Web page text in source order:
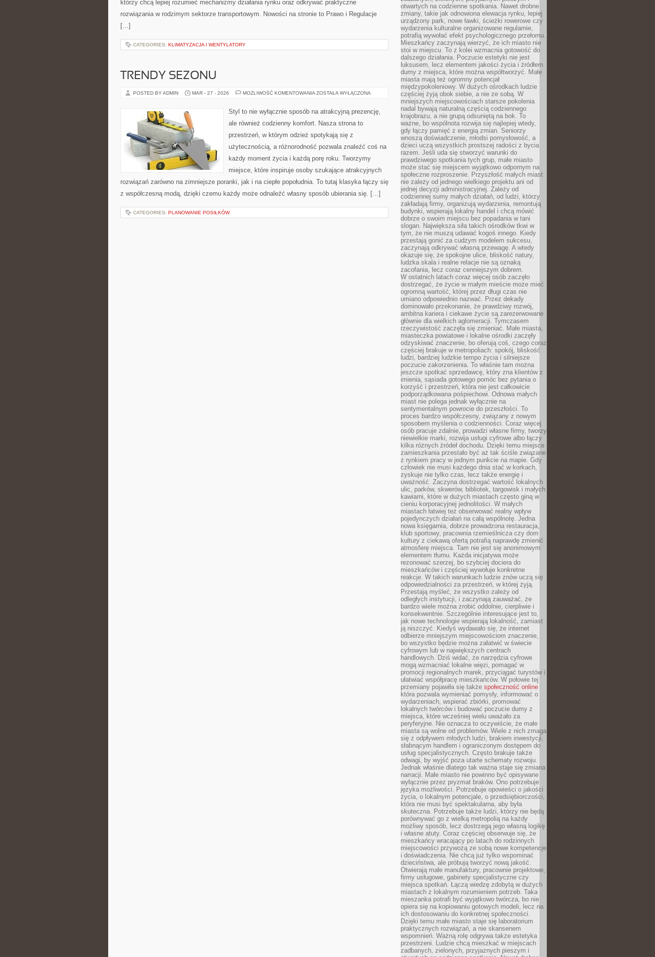
którzy chcą lepiej rozumieć mechanizmy działania rynku oraz odkrywać praktyczne
rozwiązania w rodzimym sektorze transportowym. Nowości na stronie to Prawo i Regulacje
[…]
CATEGORIES: KLIMATYZACJA I WENTYLATORY
TRENDY SEZONU
POSTED BY ADMIN MAR - 27 - 2026 MOŻLIWOŚĆ KOMENTOWANIA TRENDY
ZOSTAŁA WYŁĄCZONA
Styl to nie wyłącznie sposób na atrakcyjną prezencję,
ale również codzienny komfort. Nasza strona to
przestrzeń, w którym odzież spotykają się z
użytecznością, a różnorodność pozwala znaleźć coś na
każdy moment życia i każdą porę roku. Tworzymy
miejsce, które inspiruje osoby szukające atrakcyjnych
rozwiązań zarówno na zimniejsze poranki, jak i na ciepłe popołudnia. To tutaj klasyka łączy się
z współczesną modą, dzięki czemu każdy może odnaleźć własny sposób ubierania się. […]
CATEGORIES: PLANOWANIE POSIŁKÓW
otwartych na codzienne spotkania. Nawet drobne
zmiany, takie jak odnowiona elewacja rynku, lepiej
urządzony park, nowe ławki, ścieżki rowerowe czy
wydarzenia kulturalne organizowane regularnie,
potrafią wywołać efekt psychologicznego przełomu.
Mieszkańcy zaczynają wierzyć, że ich miasto nie
stoi w miejscu. To z kolei wzmacnia gotowość do
dalszego działania. Poczucie estetyki nie jest
luksusem, lecz elementem jakości życia i źródłem
dumy z miejsca, które można współtworzyć. Małe
miasta mają też ogromny potencjał
międzypokoleniowy. W dużych ośrodkach ludzie
częściej żyją obok siebie, a nie ze sobą. W
mniejszych miejscowościach starsze pokolenia
nadal bywają naturalną częścią codziennego
krajobrazu, a nie grupą odsuniętą na bok. To
ważne, bo wspólnota rozwija się najlepiej wtedy,
gdy łączy pamięć z energią zmian. Seniorzy
wnoszą doświadczenie, młodsi pomysłowość, a
dzieci uczą wszystkich prostszej radości z bycia
razem. Jeśli uda się stworzyć warunki do
prawdziwego spotkania tych grup, małe miasto
może stać się miejscem wyjątkowo odpornym na
społeczne rozproszenie. Przyszłość małych miast
nie zależy od jednego wielkiego projektu ani od
jednej decyzji administracyjnej. Zależy od
codziennej sumy małych działań, od ludzi, którzy
zakładają firmy, organizują wydarzenia, remontują
budynki, wspierają lokalny handel i chcą mówić
dobrze o swoim miejscu bez popadania w tani
slogan. Największa siła takich ośrodków tkwi w
tym, że nie muszą udawać kogoś innego. Kiedy
przestają gonić za cudzym modelem sukcesu,
zaczynają odkrywać własną przewagę. A wtedy
okazuje się, że spokojne ulice, bliskość natury,
ludzka skala i realne relacje nie są oznaką
zacofania, lecz coraz cenniejszym dobrem.
W ostatnich latach coraz więcej osób zaczęło
dostrzegać, że życie w małym mieście może mieć
ogromną wartość, której przez długi czas nie
umiano odpowiednio nazwać. Przez dekady
dominowało przekonanie, że prawdziwy rozwój,
ambitna kariera i ciekawe życie są zarezerwowane
głównie dla wielkich aglomeracji. Tymczasem
rzeczywistość zaczęła się zmieniać. Małe miasta,
miasteczka powiatowe i lokalne ośrodki zaczęły
odzyskiwać znaczenie, bo oferują coś, czego coraz
częściej brakuje w metropoliach: spokój, bliskość
ludzi, bardziej ludzkie tempo życia i silniejsze
poczucie zakorzenienia. To właśnie tam można
jeszcze spotkać sprzedawcę, który zna klientów z
imienia, sąsiada gotowego pomóc bez pytania o
korzyść i przestrzeń, która nie jest całkowicie
podporządkowana pośpiechowi. Odnowa małych
miast nie polega jednak wyłącznie na
sentymentalnym powrocie do przeszłości. To
proces bardzo współczesny, związany z nowym
sposobem myślenia o codzienności. Coraz więcej
osób pracuje zdalnie, prowadzi własne firmy, tworzy
niewielkie marki, rozwija usługi cyfrowe albo łączy
kilka różnych źródeł dochodu. Dzięki temu miejsce
zamieszkania przestało być aż tak ściśle związane
z rynkiem pracy w jednym punkcie na mapie. Gdy
człowiek nie musi każdego dnia stać w korkach,
zyskuje nie tylko czas, lecz także energię i
uważność. Zaczyna dostrzegać wartość lokalnych
ulic, parków, skwerów, bibliotek, targowisk i małych
kawiarni, które w dużych miastach często giną w
cieniu korporacyjnej jednolitości. W małych
miastach łatwiej też obserwować realny wpływ
pojedynczych działań na całą wspólnotę. Jedna
nowa księgarnia, dobrze prowadzona restauracja,
klub sportowy, pracownia rzemieślnicza czy dom
kultury z ciekawą ofertą potrafią naprawdę zmienić
atmosferę miejsca. Tam nie jest się anonimowym
elementem tłumu. Każda inicjatywa może
rezonować szerzej, bo szybciej dociera do
mieszkańców i częściej wywołuje konkretne
reakcje. W takich warunkach ludzie znów uczą się
odpowiedzialności za przestrzeń, w której żyją.
Przestają myśleć, że wszystko zależy od
odległych instytucji, i zaczynają zauważać, że
bardzo wiele można zrobić oddolnie, cierpliwie i
konsekwentnie. Szczególnie interesujące jest to,
jak nowe technologie wspierają lokalność, zamiast
ją niszczyć. Kiedyś wydawało się, że internet
odbierze mniejszym miejscowościom znaczenie,
bo wszystko będzie można załatwić w świecie
cyfrowym lub w największych centrach
handlowych. Dziś widać, że narzędzia cyfrowe
mogą wzmacniać lokalne więzi, pomagać w
promocji regionalnych marek, przyciągać turystów i
ułatwiać współpracę mieszkańców. W połowie tej
przemiany pojawiła się także społeczność online
która pozwala wymieniać pomysły, informować o
wydarzeniach, wspierać zbiórki, promować
lokalnych twórców i budować poczucie dumy z
miejsca, które wcześniej wielu uważało za
peryferyjne. Nie oznacza to oczywiście, że małe
miasta są wolne od problemów. Wiele z nich zmaga
się z odpływem młodych ludzi, brakiem inwestycji,
słabnącym handlem i ograniczonym dostępem do
usług specjalistycznych. Często brakuje także
odwagi, by wyjść poza utarte schematy rozwoju.
Jednak właśnie dlatego tak ważna staje się zmiana
narracji. Małe miasto nie powinno być opisywane
wyłącznie przez pryzmat braków. Ono potrzebuje
języka możliwości. Potrzebuje opowieści o jakości
życia, o lokalnym potencjale, o przedsiębiorczości,
która nie musi być spektakularna, aby była
skuteczna. Potrzebuje także ludzi, którzy nie będą
porównywać go z wielką metropolią na każdy
możliwy sposób, lecz dostrzegą jego własną logikę
i własne atuty. Coraz częściej obserwuje się, że
mieszkańcy wracający po latach do rodzinnych
miejscowości przywożą ze sobą nowe kompetencje
i doświadczenia. Nie chcą już tylko wspominać
dzieciństwa, ale próbują tworzyć nową jakość.
Otwierają małe manufaktury, pracownie projektowe,
firmy usługowe, gabinety specjalistyczne czy
miejsca spotkań. Łączą wiedzę zdobytą w dużych
miastach z lokalnym rozumieniem potrzeb. Taka
mieszanka potrafi być wyjątkowo twórcza, bo nie
opiera się na kopiowaniu gotowych modeli, lecz na
ich dostosowaniu do konkretnej społeczności.
Dzięki temu małe miasto staje się laboratorium
praktycznych rozwiązań, a nie skansenem
wspomnień. Ważną rolę odgrywa także estetyka
przestrzeni. Ludzie chcą mieszkać w miejscach
zadbanych, zielonych, przyjaznych pieszym i